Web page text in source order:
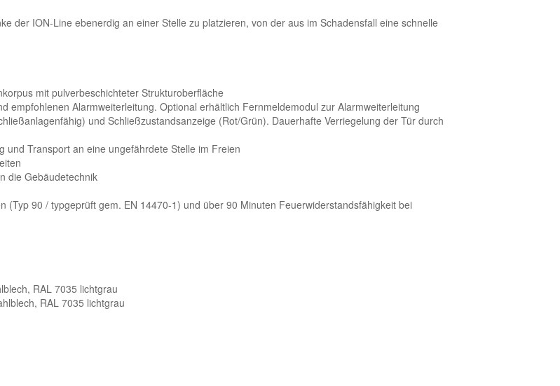
der ION-Line ebenerdig an einer Stelle zu platzieren, von der aus im Schadensfall eine schnelle
mit pulverbeschichteter Strukturoberfläche
Alarmweiterleitung. Optional erhältlich Fernmeldemodul zur Alarmweiterleitung
und Schließzustandsanzeige (Rot/Grün). Dauerhafte Verriegelung der Tür durch
Transport an eine ungefährdete Stelle im Freien
die Gebäudetechnik
90 / typgeprüft gem. EN 14470-1) und über 90 Minuten Feuerwiderstandsfähigkeit bei
RAL 7035 lichtgrau
RAL 7035 lichtgrau